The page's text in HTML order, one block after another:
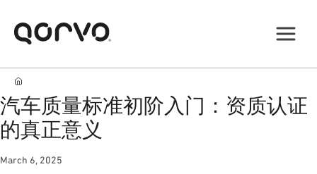
汽车质量标准初阶入门：资质认证
的真正意义
March 6, 2025